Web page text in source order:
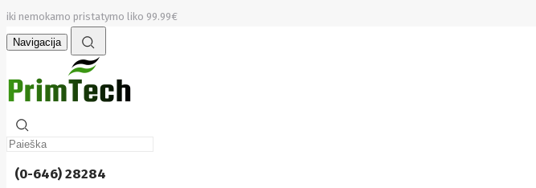
iki nemokamo pristatymo liko 99.99€
Navigacija
(0-646) 28284